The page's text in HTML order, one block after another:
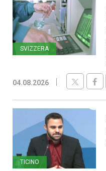
SVIZZERA
04.08.2026
TICINO